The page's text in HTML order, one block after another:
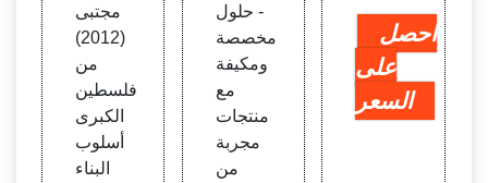
مجتبى
(2012)
من
فلسطين
الكبرى
أسلوب
البناء
- حلول
مخصصة
ومكيفة
مع
منتجات
مجربة
من
احصل
على
السعر